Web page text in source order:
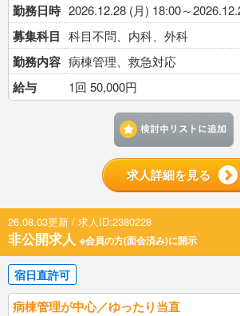
勤務日時 2026.12.28 (月) 18:00～
募集科目 科目不問、内科、外科
勤務内容 病棟管理、救急対応
給与 1回 50,000円
求人詳細を見る
26.08.03更新 / 求人ID:2380228
非公開求人 ※会員の方(面会済み)に開示
宿日直許可
病棟管理が中心／ゆったり当直